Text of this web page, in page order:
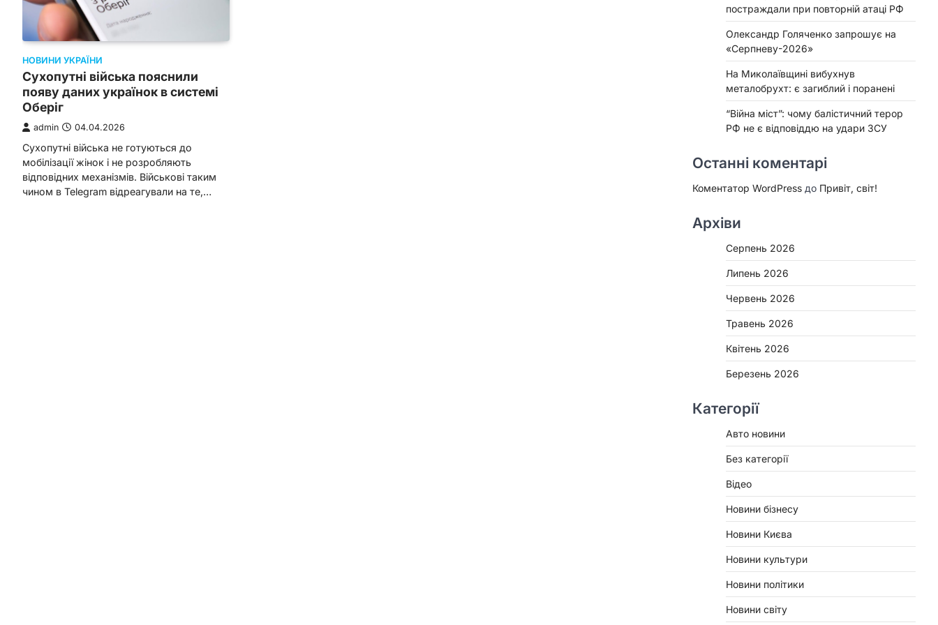
НОВИНИ УКРАЇНИ
Сухопутні війська пояснили
появу даних українок в системі
Оберіг
admin 04.04.2026
Сухопутні війська не готуються до
мобілізації жінок і не розробляють
відповідних механізмів. Військові таким
чином в Telegram відреагували на те,…
постраждали при повторній атаці РФ
Олександр Голяченко запрошує на
«Серпневу-2026»
На Миколаївщині вибухнув
металобрухт: є загиблий і поранені
“Війна міст”: чому балістичний терор
РФ не є відповіддю на удари ЗСУ
Останні коментарі
Коментатор WordPress до Привіт, світ!
Архіви
Серпень 2026
Липень 2026
Червень 2026
Травень 2026
Квітень 2026
Березень 2026
Категорії
Авто новини
Без категорії
Відео
Новини бізнесу
Новини Києва
Новини культури
Новини політики
Новини світу